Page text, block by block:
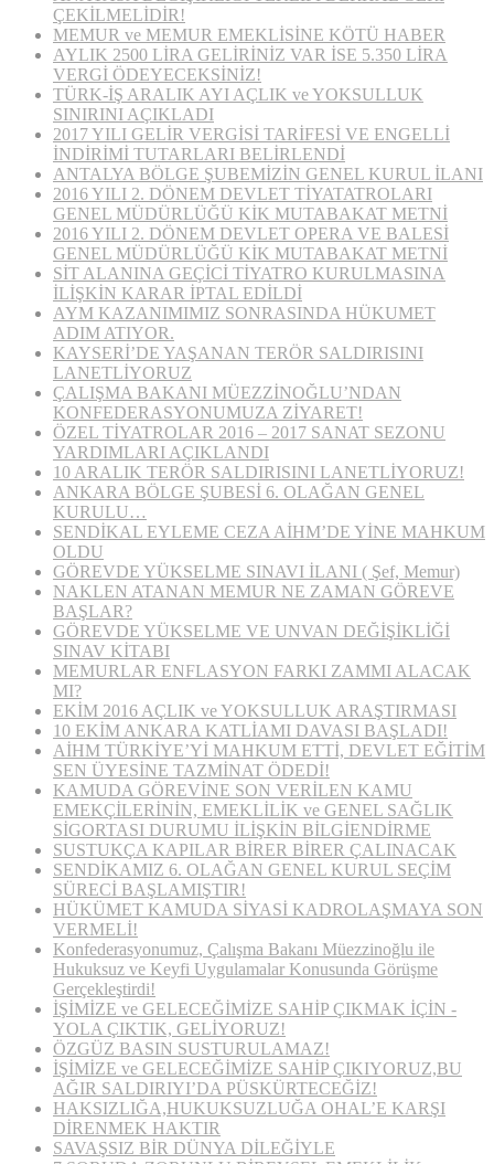
ÇEKİLMELİDİR!
MEMUR ve MEMUR EMEKLİSİNE KÖTÜ HABER
AYLIK 2500 LİRA GELİRİNİZ VAR İSE 5.350 LİRA
VERGİ ÖDEYECEKSİNİZ!
TÜRK-İŞ ARALIK AYI AÇLIK ve YOKSULLUK
SINIRINI AÇIKLADI
2017 YILI GELİR VERGİSİ TARİFESİ VE ENGELLİ
İNDİRİMİ TUTARLARI BELİRLENDİ
ANTALYA BÖLGE ŞUBEMİZİN GENEL KURUL İLANI
2016 YILI 2. DÖNEM DEVLET TİYATATROLARI
GENEL MÜDÜRLÜĞÜ KİK MUTABAKAT METNİ
2016 YILI 2. DÖNEM DEVLET OPERA VE BALESİ
GENEL MÜDÜRLÜĞÜ KİK MUTABAKAT METNİ
SİT ALANINA GEÇİCİ TİYATRO KURULMASINA
İLİŞKİN KARAR İPTAL EDİLDİ
AYM KAZANIMIMIZ SONRASINDA HÜKUMET
ADIM ATIYOR.
KAYSERİ’DE YAŞANAN TERÖR SALDIRISINI
LANETLİYORUZ
ÇALIŞMA BAKANI MÜEZZİNOĞLU’NDAN
KONFEDERASYONUMUZA ZİYARET!
ÖZEL TİYATROLAR 2016 – 2017 SANAT SEZONU
YARDIMLARI AÇIKLANDI
10 ARALIK TERÖR SALDIRISINI LANETLİYORUZ!
ANKARA BÖLGE ŞUBESİ 6. OLAĞAN GENEL
KURULU…
SENDİKAL EYLEME CEZA AİHM’DE YİNE MAHKUM
OLDU
GÖREVDE YÜKSELME SINAVI İLANI ( Şef, Memur)
NAKLEN ATANAN MEMUR NE ZAMAN GÖREVE
BAŞLAR?
GÖREVDE YÜKSELME VE UNVAN DEĞİŞİKLİĞİ
SINAV KİTABI
MEMURLAR ENFLASYON FARKI ZAMMI ALACAK
MI?
EKİM 2016 AÇLIK ve YOKSULLUK ARAŞTIRMASI
10 EKİM ANKARA KATLİAMI DAVASI BAŞLADI!
AİHM TÜRKİYE’Yİ MAHKUM ETTİ, DEVLET EĞİTİM
SEN ÜYESİNE TAZMİNAT ÖDEDİ!
KAMUDA GÖREVİNE SON VERİLEN KAMU
EMEKÇİLERİNİN, EMEKLİLİK ve GENEL SAĞLIK
SİGORTASI DURUMU İLİŞKİN BİLGİENDİRME
SUSTUKÇA KAPILAR BİRER BİRER ÇALINACAK
SENDİKAMIZ 6. OLAĞAN GENEL KURUL SEÇİM
SÜRECİ BAŞLAMIŞTIR!
HÜKÜMET KAMUDA SİYASİ KADROLAŞMAYA SON
VERMELİ!
Konfederasyonumuz, Çalışma Bakanı Müezzinoğlu ile
Hukuksuz ve Keyfi Uygulamalar Konusunda Görüşme
Gerçekleştirdi!
İŞİMİZE ve GELECEĞİMİZE SAHİP ÇIKMAK İÇİN ­­­
YOLA ÇIKTIK, GELİYORUZ!
ÖZGÜZ BASIN SUSTURULAMAZ!
İŞİMİZE ve GELECEĞİMİZE SAHİP ÇIKIYORUZ,BU
AĞIR SALDIRIYI’DA PÜSKÜRTECEĞİZ!
HAKSIZLIĞA,HUKUKSUZLUĞA OHAL’E KARŞI
DİRENMEK HAKTIR
SAVAŞSIZ BİR DÜNYA DİLEĞİYLE